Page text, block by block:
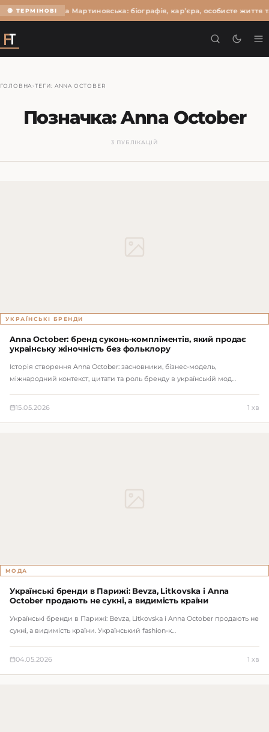
🔴 ТЕРМІНОВІОльга Мартиновська: біографія, кар’єра, особисте життя
ГОЛОВНА ›ТЕГИ: ANNA OCTOBER
Позначка:Anna October
3 ПУБЛІКАЦІЙ
УКРАЇНСЬКІ БРЕНДИ
Anna October: бренд суконь-компліментів, який продає
українську жіночність без фольклору
Історія створення Anna October: засновники, бізнес-модель,
міжнародний контекст, цитати та роль бренду в українській мод…
15.05.2026 1 хв
МОДА
Українські бренди в Парижі: Bevza, Litkovska і Anna
October продають не сукні, а видимість країни
Українські бренди в Парижі: Bevza, Litkovska і Anna October продають не
сукні, а видимість країни. Український fashion-к…
04.05.2026 1 хв